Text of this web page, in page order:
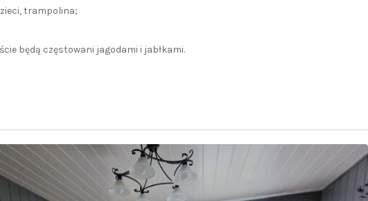
trampolina;
będą częstowani jagodami i jabłkami.